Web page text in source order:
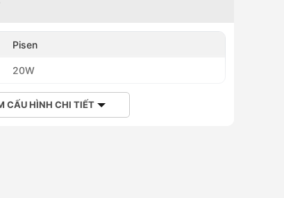
Pisen
20W
CẤU HÌNH CHI TIẾT